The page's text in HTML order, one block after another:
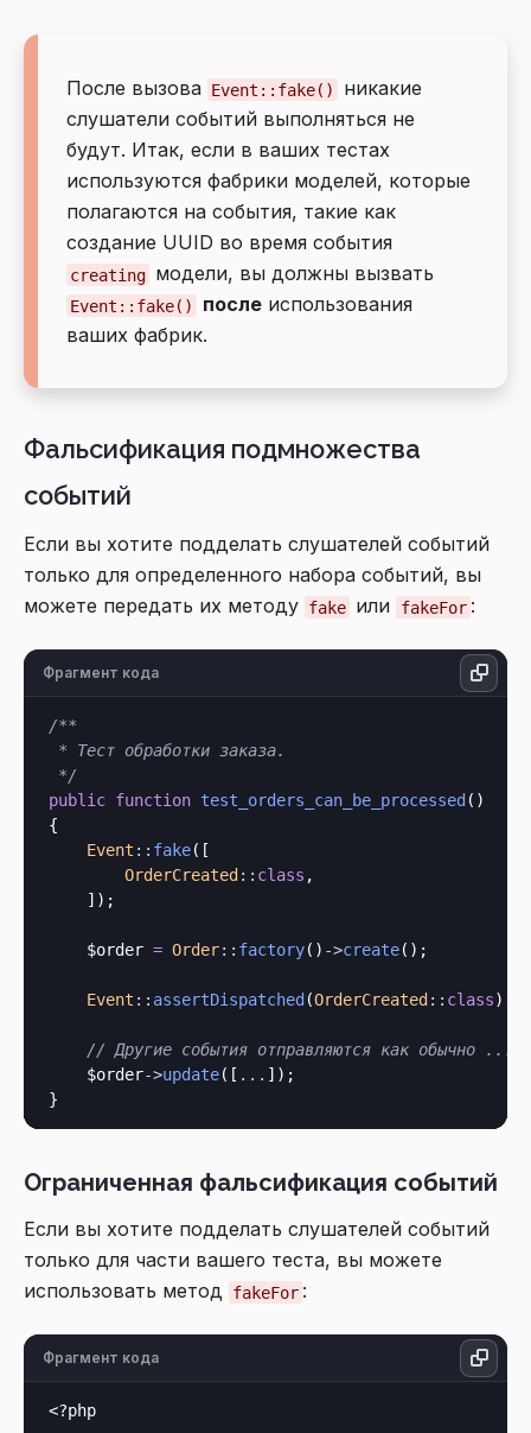
После вызова Event::fake()
никакие
слушатели событий выполняться не
будут. Итак, если в ваших тестах
используются фабрики моделей, которые
полагаются на события, такие как
создание UUID во время события
creating модели, вы должны вызвать
Event::fake() после использования
ваших фабрик.
Фальсификация подмножества
событий
Если вы хотите подделать слушателей событий
только для определенного набора событий, вы
можете передать их методу fake или fakeFor :
Фрагмент кода
/**
* Тест обработки заказа.
*/
public function test_orders_can_be_processed ()
{
Event :: fake([
OrderCreated :: class ,
    ]);
    $order
= Order:: factory() ->create();
Event :: assertDispatched (OrderCreated :: class);
// Другие события отправляются как обычно ...
    $order
->update([ . . . ]);
Ограниченная фальсификация событий
Если вы хотите подделать слушателей событий
только для части вашего теста, вы можете
использовать метод fakeFor :
Фрагмент кода
<?php